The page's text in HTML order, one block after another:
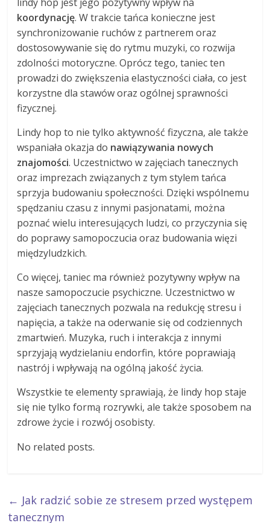
koordynację. W trakcie tańca konieczne jest
synchronizowanie ruchów z partnerem oraz
dostosowywanie się do rytmu muzyki, co rozwija
zdolności motoryczne. Oprócz tego, taniec ten
prowadzi do zwiększenia elastyczności ciała, co jest
korzystne dla stawów oraz ogólnej sprawności
fizycznej.
Lindy hop to nie tylko aktywność fizyczna, ale także
wspaniała okazja do nawiązywania nowych
znajomości. Uczestnictwo w zajęciach tanecznych
oraz imprezach związanych z tym stylem tańca
sprzyja budowaniu społeczności. Dzięki wspólnemu
spędzaniu czasu z innymi pasjonatami, można
poznać wielu interesujących ludzi, co przyczynia się
do poprawy samopoczucia oraz budowania więzi
międzyludzkich.
Co więcej, taniec ma również pozytywny wpływ na
nasze samopoczucie psychiczne. Uczestnictwo w
zajęciach tanecznych pozwala na redukcję stresu i
napięcia, a także na oderwanie się od codziennych
zmartwień. Muzyka, ruch i interakcja z innymi
sprzyjają wydzielaniu endorfin, które poprawiają
nastrój i wpływają na ogólną jakość życia.
Wszystkie te elementy sprawiają, że lindy hop staje
się nie tylko formą rozrywki, ale także sposobem na
zdrowe życie i rozwój osobisty.
No related posts.
← Jak radzić sobie ze stresem przed występem
tanecznym